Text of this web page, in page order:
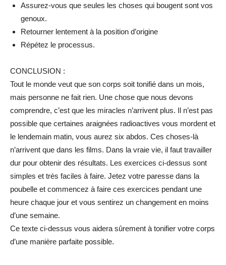
Assurez-vous que seules les choses qui bougent sont vos
genoux.
Retourner lentement à la position d’origine
Répétez le processus.
CONCLUSION :
Tout le monde veut que son corps soit tonifié dans un mois,
mais personne ne fait rien. Une chose que nous devons
comprendre, c’est que les miracles n’arrivent plus. Il n’est pas
possible que certaines araignées radioactives vous mordent et
le lendemain matin, vous aurez six abdos. Ces choses-là
n’arrivent que dans les films. Dans la vraie vie, il faut travailler
dur pour obtenir des résultats. Les exercices ci-dessus sont
simples et très faciles à faire. Jetez votre paresse dans la
poubelle et commencez à faire ces exercices pendant une
heure chaque jour et vous sentirez un changement en moins
d’une semaine.
Ce texte ci-dessus vous aidera sûrement à tonifier votre corps
d’une manière parfaite possible.